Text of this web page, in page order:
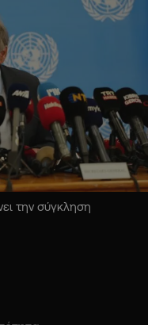
την σύγκληση